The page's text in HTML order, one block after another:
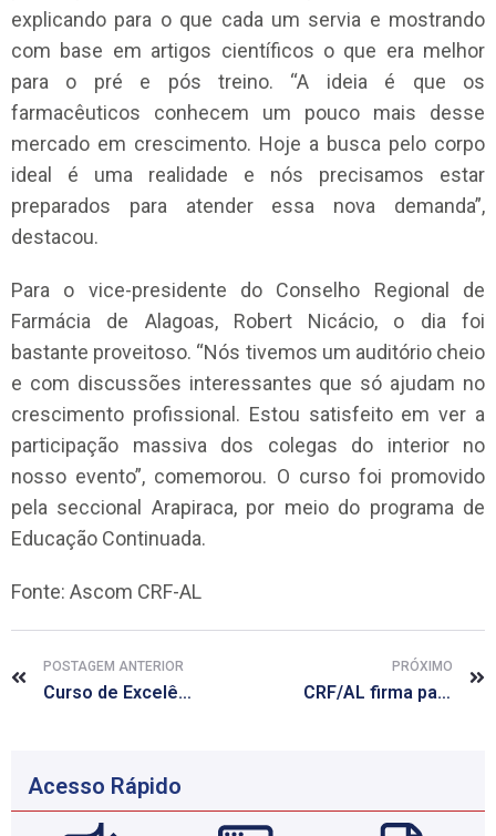
explicando para o que cada um servia e mostrando
com base em artigos científicos o que era melhor
para o pré e pós treino. “A ideia é que os
farmacêuticos conhecem um pouco mais desse
mercado em crescimento. Hoje a busca pelo corpo
ideal é uma realidade e nós precisamos estar
preparados para atender essa nova demanda”,
destacou.
Para o vice-presidente do Conselho Regional de
Farmácia de Alagoas, Robert Nicácio, o dia foi
bastante proveitoso. “Nós tivemos um auditório cheio
e com discussões interessantes que só ajudam no
crescimento profissional. Estou satisfeito em ver a
participação massiva dos colegas do interior no
nosso evento”, comemorou. O curso foi promovido
pela seccional Arapiraca, por meio do programa de
Educação Continuada.
Fonte: Ascom CRF-AL
POSTAGEM ANTERIOR
Curso de Excelência Farmacêutica está com inscrições abertas
PRÓXIMO
CRF/AL firma parceria com Plataforma Engenharia para beneficiar farmacêuticos
Acesso Rápido